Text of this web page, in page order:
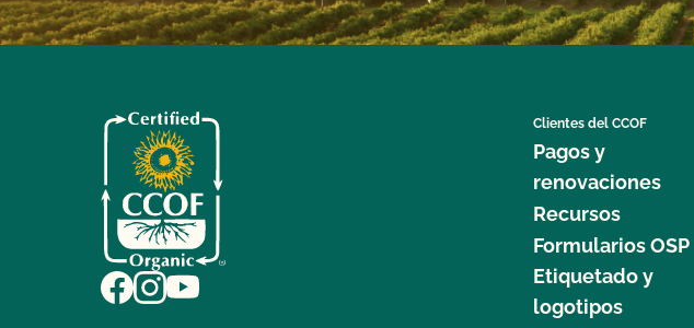
Clientes del CCOF
Pagos y
renovaciones
Recursos
Formularios OSP
Etiquetado y
logotipos